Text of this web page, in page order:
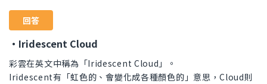
回答
・Iridescent Cloud
彩雲在英文中稱為「Iridescent Cloud」。
Iridescent有「虹色的、會變化成各種顏色的」意思，Cloud則